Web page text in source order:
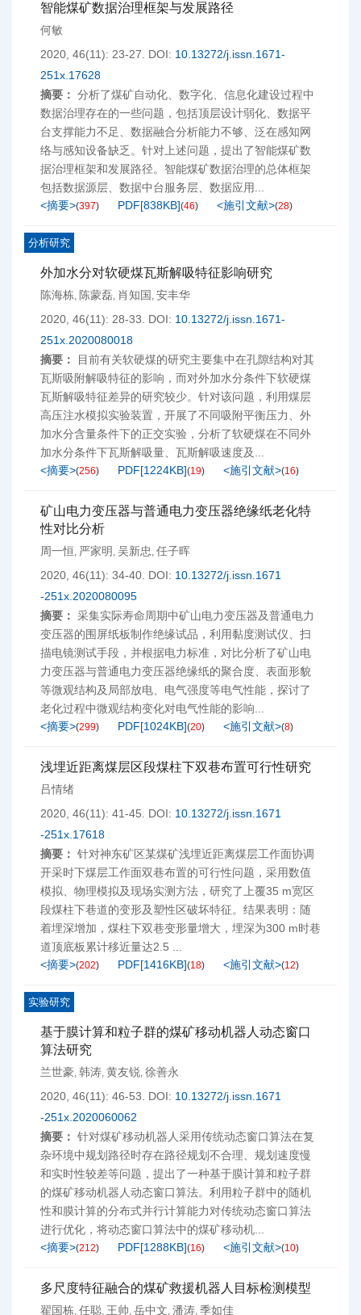
智能煤矿数据治理框架与发展路径
何敏
2020, 46(11): 23-27.
DOI: 10.13272/j.issn.1671-
251x.17628
摘要： 分析了煤矿自动化、数字化、信息化建设过程中
数据治理存在的一些问题，包括顶层设计弱化、数据平
台支撑能力不足、数据融合分析能力不够、泛在感知网
络与感知设备缺乏。针对上述问题，提出了智能煤矿数
据治理框架和发展路径。智能煤矿数据治理的总体框架
包括数据源层、数据中台服务层、数据应用...
<摘要>(397) PDF[838KB](46) <施引文献>(28)
分析研究
外加水分对软硬煤瓦斯解吸特征影响研究
陈海栋, 陈蒙磊, 肖知国 , 安丰华
2020, 46(11): 28-33.
DOI: 10.13272/j.issn.1671-
251x.2020080018
摘要：
目前有关软硬煤的研究主要集中在孔隙结构对其
瓦斯吸附解吸特征的影响，而对外加水分条件下软硬煤
瓦斯解吸特征差异的研究较少。针对该问题，利用煤层
高压注水模拟实验装置，开展了不同吸附平衡压力、外
加水分含量条件下的正交实验，分析了软硬煤在不同外
加水分条件下瓦斯解吸量、瓦斯解吸速度及...
<摘要>(256) PDF[1224KB](19) <施引文献>(16)
矿山电力变压器与普通电力变压器绝缘纸老化特
性对比分析
周一恒, 严家明 , 吴新忠 , 任子晖
2020, 46(11): 34-40. DOI: 10.13272/j.issn.1671
-251x.2020080095
摘要： 采集实际寿命周期中矿山电力变压器及普通电力
变压器的围屏纸板制作绝缘试品，利用黏度测试仪、扫
描电镜测试手段，并根据电力标准，对比分析了矿山电
力变压器与普通电力变压器绝缘纸的聚合度、表面形貌
等微观结构及局部放电、电气强度等电气性能，探讨了
老化过程中微观结构变化对电气性能的影响...
<摘要>(299) PDF[1024KB](20) <施引文献>(8)
浅埋近距离煤层区段煤柱下双巷布置可行性研究
吕情绪
2020, 46(11): 41-45.
DOI: 10.13272/j.issn.1671
-251x.17618
摘要： 针对神东矿区某煤矿浅埋近距离煤层工作面协调
开采时下煤层工作面双巷布置的可行性问题，采用数值
模拟、物理模拟及现场实测方法，研究了上覆35 m宽区
段煤柱下巷道的变形及塑性区破坏特征。结果表明：随
着埋深增加，煤柱下双巷变形量增大，埋深为300 m时巷
道顶底板累计移近量达2.5 ...
<摘要>(202) PDF[1416KB](18) <施引文献>(12)
实验研究
基于膜计算和粒子群的煤矿移动机器人动态窗口
算法研究
兰世豪, 韩涛, 黄友锐, 徐善永
2020, 46(11): 46-53.
DOI: 10.13272/j.issn.1671
-251x.2020060062
摘要： 针对煤矿移动机器人采用传统动态窗口算法在复
杂环境中规划路径时存在路径规划不合理、规划速度慢
和实时性较差等问题，提出了一种基于膜计算和粒子群
的煤矿移动机器人动态窗口算法。利用粒子群中的随机
性和膜计算的分布式并行计算能力对传统动态窗口算法
进行优化，将动态窗口算法中的煤矿移动机...
<摘要>(212) PDF[1288KB](16) <施引文献>(10)
多尺度特征融合的煤矿救援机器人目标检测模型
翟国栋, 任聪, 王帅, 岳中文, 潘涛, 季如佳